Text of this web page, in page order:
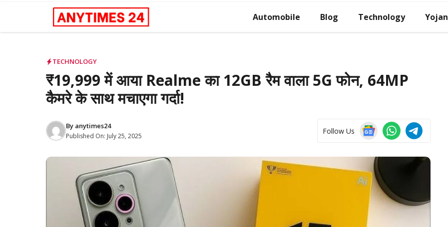
content
Automobile Blog Technology
TECHNOLOGY
₹19,999 में आया Realme का 12GB रैम वाला 5G फोन, 64MP
कैमरे के साथ मचाएगा गर्दा!
By anytimes24
Published On: July 25, 2025
Follow Us